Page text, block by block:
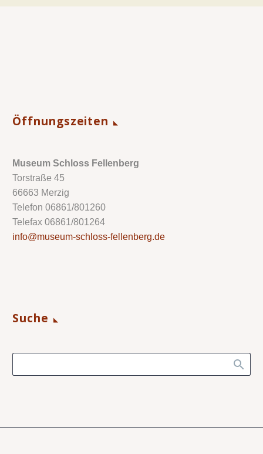
Öffnungszeiten
Museum Schloss Fellenberg
Torstraße 45
66663 Merzig
Telefon 06861/801260
Telefax 06861/801264
info@museum-schloss-fellenberg.de
Suche